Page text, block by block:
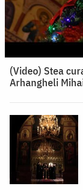
(Video) Stea
Arhangheli